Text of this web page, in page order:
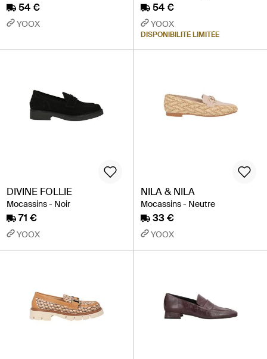
54 €
YOOX
54 €
YOOX
DISPONIBILITÉ LIMITÉE
DIVINE FOLLIE
Mocassins - Noir
71 €
YOOX
NILA & NILA
Mocassins - Neutre
33 €
YOOX